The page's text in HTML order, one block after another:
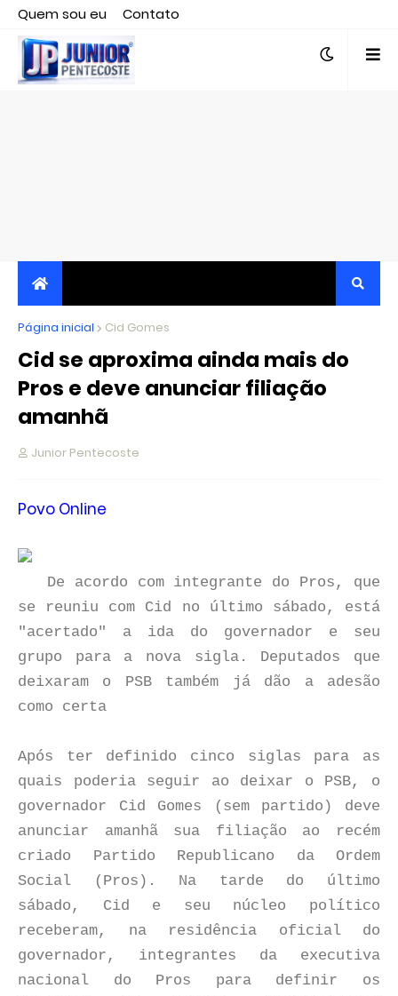
Quem sou eu
Contato
Editor responsável, jornalista Clovis Almeida.
JORNALISMO INDEPENDENTE, TRANSPARENTE E
CRÍTICO
Página inicial Cid Gomes
Cid se aproxima ainda mais do
Pros e deve anunciar filiação
amanhã
Junior Pentecoste
Povo Online
De acordo com integrante do Pros, que
se reuniu com Cid no último sábado, está
"acertado" a ida do governador e seu
grupo para a nova sigla. Deputados que
deixaram o PSB também já dão a adesão
como certa
Após ter definido cinco siglas para as
quais poderia seguir ao deixar o PSB, o
governador Cid Gomes (sem partido) deve
anunciar amanhã sua filiação ao recém
criado Partido Republicano da Ordem
Social (Pros). Na tarde do último
sábado, Cid e seu núcleo político
receberam, na residência oficial do
governador, integrantes da executiva
nacional do Pros para definir os